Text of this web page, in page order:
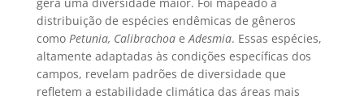
distribuição de espécies endêmicas de gêneros
como Petunia, CalibrachoaeAdesmia. Essas espécies,
altamente adaptadas às condições específicas dos
campos, revelam padrões de diversidade que
refletem a estabilidade climática das áreas mais